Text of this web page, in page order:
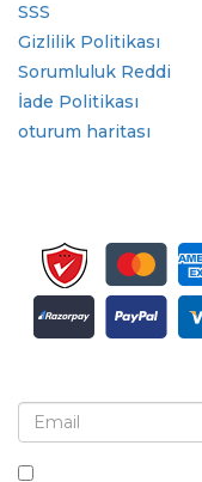
SSS
Gizlilik Politikası
Sorumluluk Reddi
İade Politikası
oturum haritası